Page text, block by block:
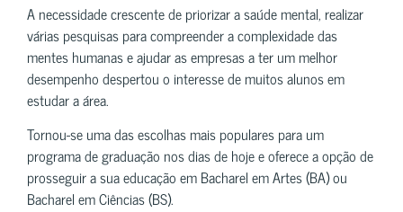
A necessidade crescente de priorizar a saúde mental, realizar
várias pesquisas para compreender a complexidade das
mentes humanas e ajudar as empresas a ter um melhor
desempenho despertou o interesse de muitos alunos em
estudar a área.
Tornou-se uma das escolhas mais populares para um
programa de graduação nos dias de hoje e oferece a opção de
prosseguir a sua educação em Bacharel em Artes (BA) ou
Bacharel em Ciências (BS).